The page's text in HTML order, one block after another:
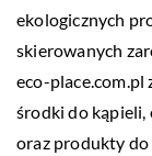
ekologicznych
skierowanych
eco-place.com.pl
środki do kąpieli,
oraz produkty do